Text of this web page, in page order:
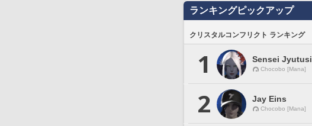
ランキングピックアップ
クリスタルコンフリクト ランキング
1 Sensei Jyutusi
Chocobo [Mana]
2 Jay Eins
Chocobo [Mana]